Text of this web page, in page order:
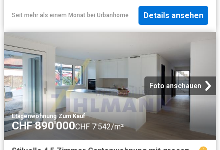
Seit mehr als einem Monat bei Urbanhome Details ansehen
Foto anschauen
Etagenwohnung·Zum Kauf
CHF 890'000CHF 7'542/m²